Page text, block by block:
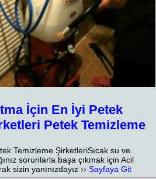
İçin En İyi Petek
Petek Temizleme
Temizleme ŞirketleriSıcak su ve
sorunlarla başa çıkmak için Acil
sizin yanınızdayız ››Sayfaya Git